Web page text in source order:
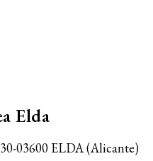
Elda
03600 ELDA (Alicante)